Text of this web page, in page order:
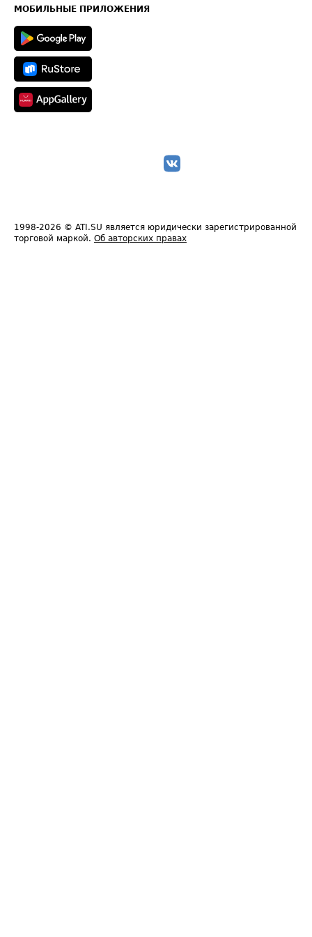
Техническая информация
МОБИЛЬНЫЕ ПРИЛОЖЕНИЯ
1998-2026 © ATI.SU является юридически зарегистрированной
торговой маркой. Об авторских правах